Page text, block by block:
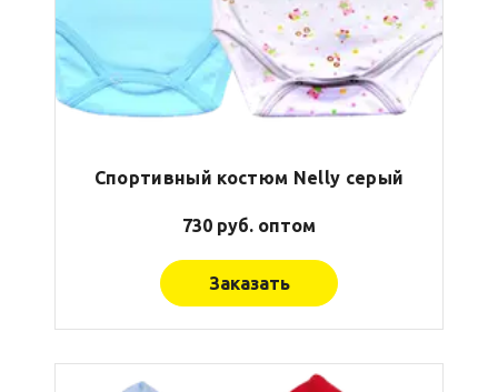
Спортивный костюм Nelly серый
730 руб. оптом
Заказать